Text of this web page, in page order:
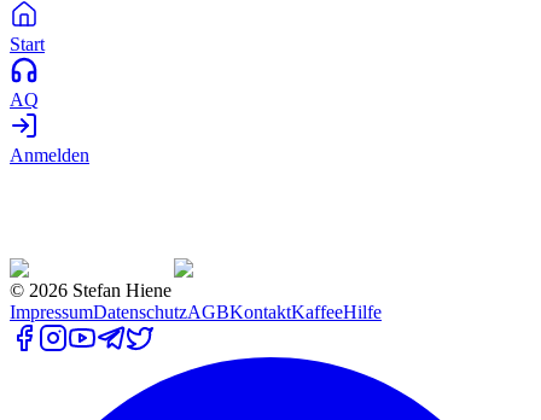
Start
AQ
Anmelden
© 2026 Stefan Hiene
ImpressumDatenschutzAGBKontaktKaffeeHilfe